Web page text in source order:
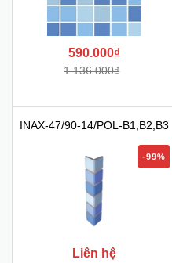
590.000₫
1.136.000₫
INAX-47/90-14/POL-B1,B2,B3
-99%
Liên hệ